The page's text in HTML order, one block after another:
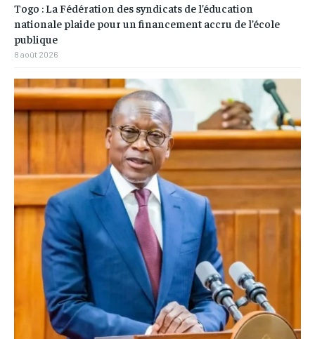
Togo : La Fédération des syndicats de l’éducation
nationale plaide pour un financement accru de l’école
publique
8 août 2026